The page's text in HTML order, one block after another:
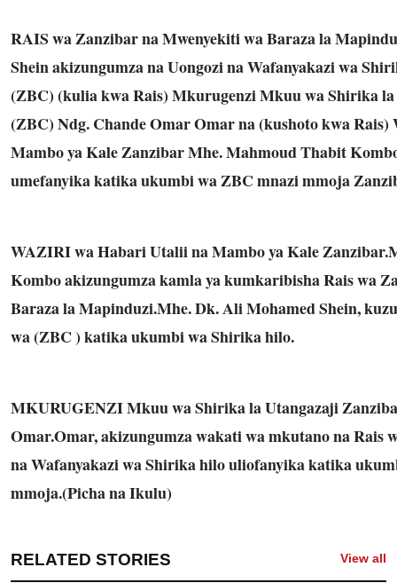
RAIS wa Zanzibar na Mwenyekiti wa Baraza la
Shein akizungumza na Uongozi na Wafanyakazi wa
(ZBC) (kulia kwa Rais) Mkurugenzi Mkuu wa Shirika
(ZBC) Ndg. Chande Omar Omar na (kushoto kwa
Mambo ya Kale Zanzibar Mhe. Mahmoud Thabit
umefanyika katika ukumbi wa ZBC mnazi mmoja
WAZIRI wa Habari Utalii na Mambo ya Kale
Kombo akizungumza kamla ya kumkaribisha Rais wa
Baraza la Mapinduzi.Mhe. Dk. Ali Mohamed Shein,
wa (ZBC ) katika ukumbi wa Shirika hilo.
MKURUGENZI Mkuu wa Shirika la Utangazaji
Omar.Omar, akizungumza wakati wa mkutano na Rais
na Wafanyakazi wa Shirika hilo uliofanyika katika
mmoja.(Picha na Ikulu)
RELATED STORIES View all